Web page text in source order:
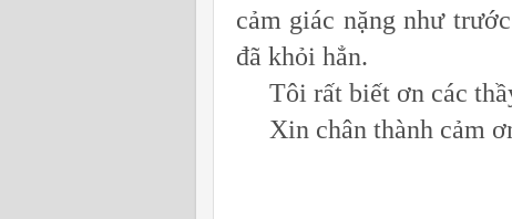
cảm giác nặng như
đã khỏi hẳn.
Tôi rất biết ơn các
Xin chân thành cảm